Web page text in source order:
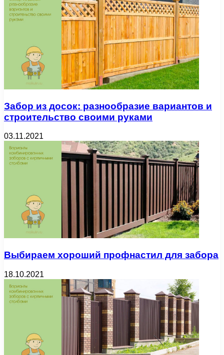
Забор из досок: разнообразие вариантов и
строительство своими руками
03.11.2021
Выбираем хороший профнастил для забора
18.10.2021